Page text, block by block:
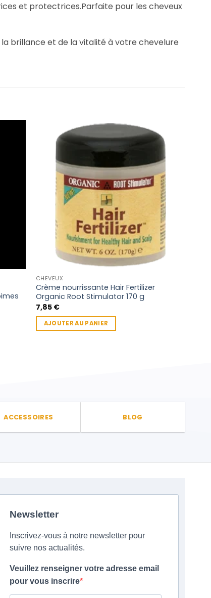
et protectrices.Parfaite pour les cheveux
brillance et de la vitalité à votre chevelure
CHEVEUX
Crème nourrissante Hair Fertilizer
Organic Root Stimulator 170 g
7,85 €
AJOUTER AU PANIER
ACCESSOIRES BLOG
Newsletter
Inscrivez-vous à notre newsletter pour
suivre nos actualités.
Veuillez renseigner votre adresse email
pour vous inscrire